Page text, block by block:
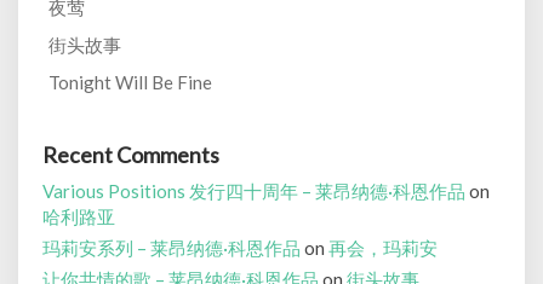
夜莺
街头故事
Tonight Will Be Fine
Recent Comments
Various Positions 发行四十周年 – 莱昂纳德·科恩作品 on
哈利路亚
玛莉安系列 – 莱昂纳德·科恩作品 on 再会，玛莉安
让你共情的歌 – 莱昂纳德·科恩作品 on 街头故事